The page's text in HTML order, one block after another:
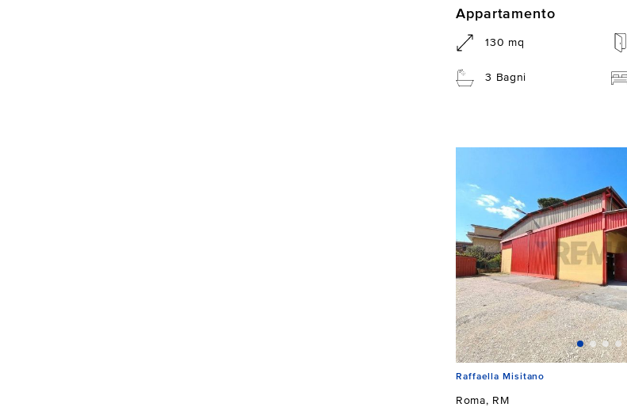
Appartamento
130 mq
3 Bagni
Raffaella Misitano
Roma, RM